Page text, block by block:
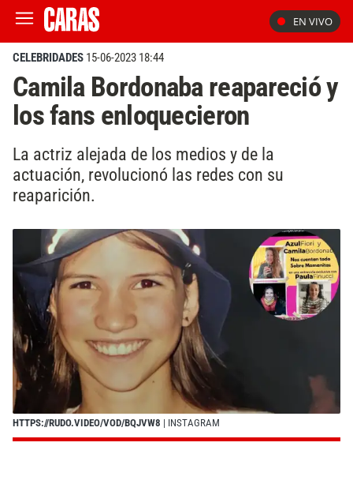
EN VIVO
CELEBRIDADES 15-06-2023 18:44
Camila Bordonaba reapareció y
los fans enloquecieron
La actriz alejada de los medios y de la
actuación, revolucionó las redes con su
reaparición.
HTTPS://RUDO.VIDEO/VOD/BQJVW8 | INSTAGRAM